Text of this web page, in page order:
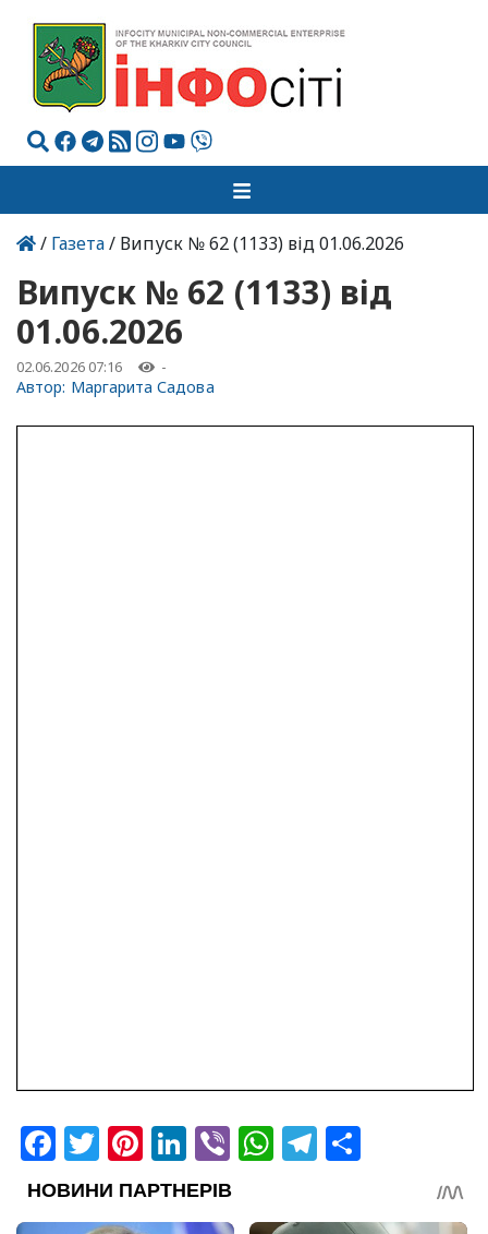
/ Газета/ Випуск № 62 (1133) від 01.06.2026
Випуск № 62 (1133) від
01.06.2026
02.06.2026 07:16 -
Автор: Маргарита Садова
Facebook
Twitter
Pinterest
LinkedIn
ViberWhatsApp
Telegram